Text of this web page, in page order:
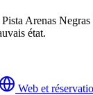
Arenas Negras
état.
Web et